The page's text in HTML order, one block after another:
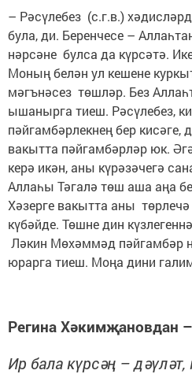
– Рәсүлебез (с.г.в.)
була, ди. Беренчесе –
нәрсәне булса да күрсәтә.
Моның белән ул кешене
мәгънәсез төшләр. Без
ышанырга тиеш. Рәсүлебез,
пәйгамбәрлекнең бер кисәге,
вакытта пәйгамбәрләр юк.
керә икән, аны күрәзәчегә
Аллаһы Тәгалә төш аша аңа
Хәзерге вакытта аны
күбәйде. Төшне дин
Ләкин Мөхәммәд пәйгамбәр
юрарга тиеш. Моңа дини
Регина Хәкимҗановдан
Ир бала күрсәң –